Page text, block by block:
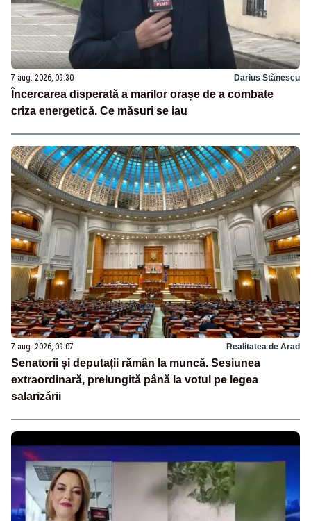
7 aug. 2026, 09:30 Darius Stănescu
Încercarea disperată a marilor orașe de a combate
criza energetică. Ce măsuri se iau
7 aug. 2026, 09:07 Realitatea de Arad
Senatorii și deputații rămân la muncă. Sesiunea
extraordinară, prelungită până la votul pe legea
salarizării